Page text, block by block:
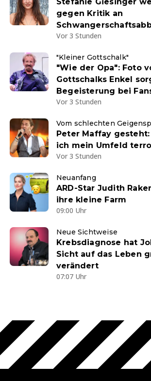
gegen Kritik an
Vor 3 Stunden
"Kleiner Gottschalk"
"Wie der Opa": Foto
Gottschalks Enkel
Begeisterung bei
Vor 3 Stunden
Vom schlechten
Peter Maffay
ich mein Umfeld
Vor 3 Stunden
Neuanfang
ARD-Star Judith
ihre kleine Farm
09:00 Uhr
Neue Sichtweise
Krebsdiagnose hat
Sicht auf das Leben
verändert
07:07 Uhr